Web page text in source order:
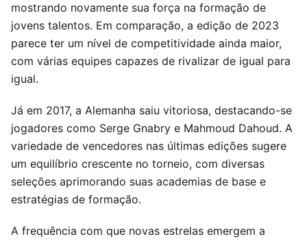
mostrando novamente sua força na formação de
jovens talentos. Em comparação, a edição de 2023
parece ter um nível de competitividade ainda maior,
com várias equipes capazes de rivalizar de igual para
igual.
Já em 2017, a Alemanha saiu vitoriosa, destacando-se
jogadores como Serge Gnabry e Mahmoud Dahoud. A
variedade de vencedores nas últimas edições sugere
um equilíbrio crescente no torneio, com diversas
seleções aprimorando suas academias de base e
estratégias de formação.
A frequência com que novas estrelas emergem a